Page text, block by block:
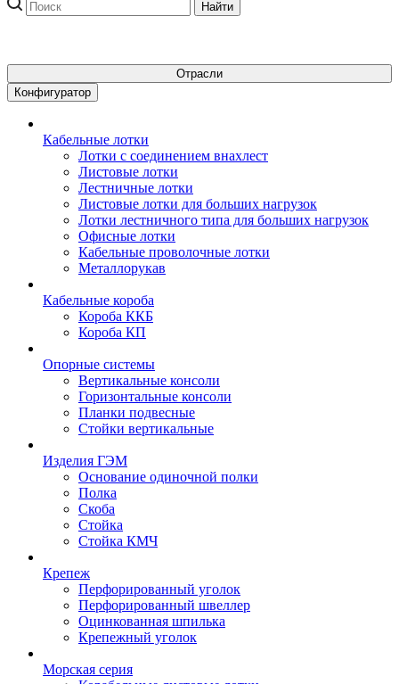
Отрасли
Конфигуратор
Кабельные лотки
Лотки с соединением внахлест
Листовые лотки
Лестничные лотки
Листовые лотки для больших нагрузок
Лотки лестничного типа для больших нагрузок
Офисные лотки
Кабельные проволочные лотки
Металлорукав
Кабельные короба
Короба ККБ
Короба КП
Опорные системы
Вертикальные консоли
Горизонтальные консоли
Планки подвесные
Стойки вертикальные
Изделия ГЭМ
Основание одиночной полки
Полка
Скоба
Стойка
Стойка КМЧ
Крепеж
Перфорированный уголок
Перфорированный швеллер
Оцинкованная шпилька
Крепежный уголок
Морская серия